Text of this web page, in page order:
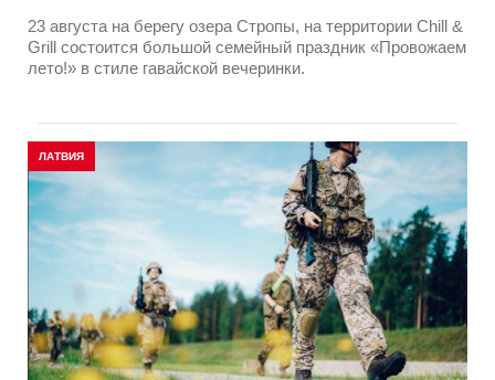
23 августа на берегу озера Стропы, на территории Chill &
Grill состоится большой семейный праздник «Провожаем
лето!» в стиле гавайской вечеринки.
ЛАТВИЯ